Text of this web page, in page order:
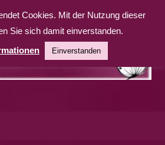
Cookies. Mit der Nutzung dieser
Sie sich damit einverstanden.
Einverstanden